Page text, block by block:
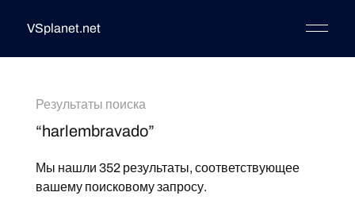
VSplanet.net
Результаты поиска
“harlembravado”
Мы нашли 352 результаты, соответствующее
вашему поисковому запросу.